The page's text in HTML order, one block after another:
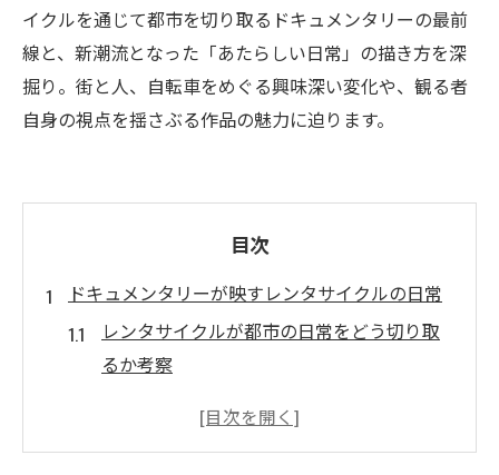
イクルを通じて都市を切り取るドキュメンタリーの最前
線と、新潮流となった「あたらしい日常」の描き方を深
掘り。街と人、自転車をめぐる興味深い変化や、観る者
自身の視点を揺さぶる作品の魅力に迫ります。
目次
ドキュメンタリーが映すレンタサイクルの日常
レンタサイクルが都市の日常をどう切り取
るか考察
レンタサイクル利用者のリアルな声と体験